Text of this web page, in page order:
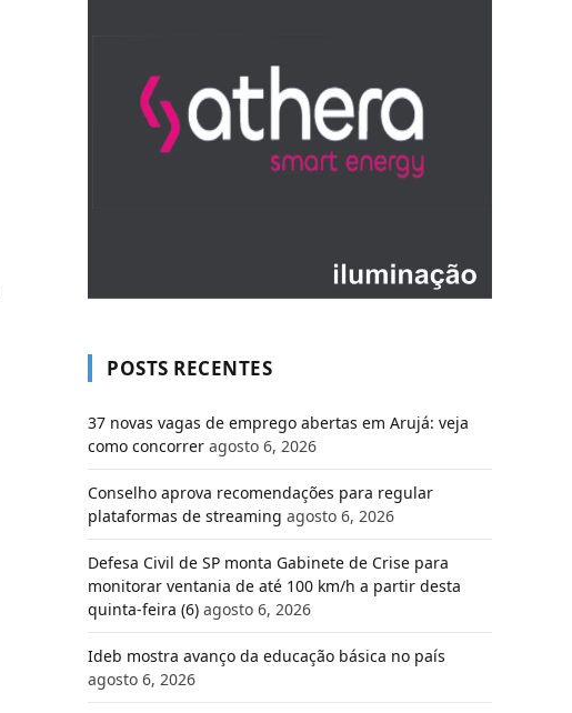
POSTS RECENTES
37 novas vagas de emprego abertas em Arujá: veja
como concorrer agosto 6, 2026
Conselho aprova recomendações para regular
plataformas de streaming agosto 6, 2026
Defesa Civil de SP monta Gabinete de Crise para
monitorar ventania de até 100 km/h a partir desta
quinta-feira (6) agosto 6, 2026
Ideb mostra avanço da educação básica no país
agosto 6, 2026